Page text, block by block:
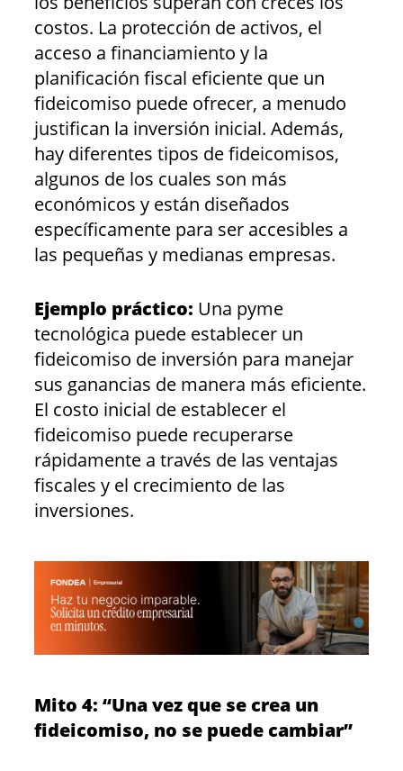
costos. La protección de activos, el
acceso a financiamiento y la
planificación fiscal eficiente que un
fideicomiso puede ofrecer, a menudo
justifican la inversión inicial. Además,
hay diferentes tipos de fideicomisos,
algunos de los cuales son más
económicos y están diseñados
específicamente para ser accesibles a
las pequeñas y medianas empresas.
Ejemplo práctico: Una pyme
tecnológica puede establecer un
fideicomiso de inversión para manejar
sus ganancias de manera más eficiente.
El costo inicial de establecer el
fideicomiso puede recuperarse
rápidamente a través de las ventajas
fiscales y el crecimiento de las
inversiones.
Mito 4: “Una vez que se crea un
fideicomiso, no se puede cambiar”